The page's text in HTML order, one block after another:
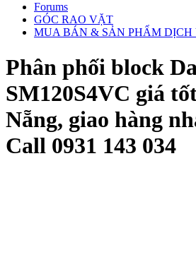
Forums
GÓC RAO VẶT
MUA BÁN & SẢN PHẨM DỊCH
Phân phối block
SM120S4VC giá
Nẵng, giao hàng
Call 0931 143 034